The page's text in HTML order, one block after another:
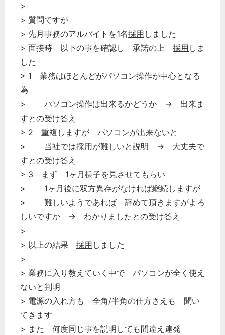
>
> 質問ですが
> 先月事務のアルバイトを1名採用 しました
> 面接時 以下の事を確認し 承諾の上 採用 しま
した
> 1 業務はほとんどがパソコン操作が中心となる
為
> パソコン操作は出来るかどうか → 出来ま
すとの受け答え
> 2 重複しますが パソコンが出来ないと
> 当社では採用が難しいと説明 → 大丈夫で
すとの受け答え
> 3 まず 1ヶ月様子を見させてもらい
> 1ヶ月後に双方異存がなければ継続しますが
> 難しいようであれば 辞めて頂きますがよろ
しいですか → わかりましたとの受け答え
>
> 以上の結果 採用 しました
>
> 業務に入り教えていく中で パソコンが全く使え
ないと判明
> 電源の入れ方も 全角/半角の仕方さえも 聞い
てきます
> また 何度同じ事を説明しても間違え連発